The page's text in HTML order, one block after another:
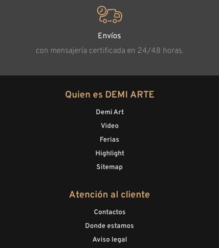
Envíos
con mensajería certificada en 24/48 horas.
Quien es DEMI ARTE
Demi Art
Video
Ferias
Highlight
Sitemap
Atención al cliente
Contactos
Donde estamos
Aviso legal